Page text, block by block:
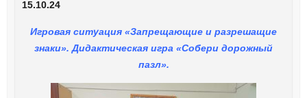
15.10.24
Игровая ситуация «Запрещающие и разрешащие
знаки». Дидактическая игра «Собери дорожный
пазл».